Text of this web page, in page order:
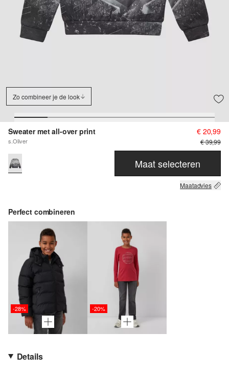
Zo combineer je de look
Sweater met all-over print
s.Oliver
€ 20,99
€ 39,99
Maat selecteren
Maatadvies
Perfect combineren
-28% -20%
Details